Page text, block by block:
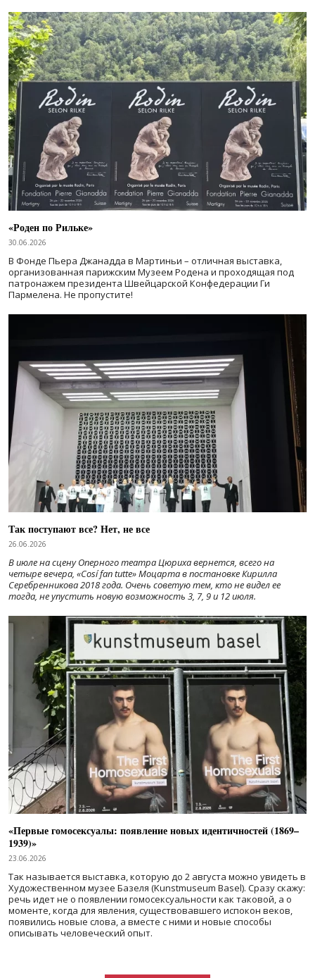
«Роден по Рильке»
30.06.2026
В Фонде Пьера Джанадда в Мартиньи – отличная выставка,
организованная парижским Музеем Родена и проходящая под
патронажем президента Швейцарской Конфедерации Ги
Пармелена. Не пропустите!
Так поступают все? Нет, не все
26.06.2026
В июле на сцену Оперного театра Цюриха вернется, всего на
четыре вечера, «Cosí fan tutte» Моцарта в постановке Кирилла
Серебренникова 2018 года. Очень советую тем, кто не видел ее
тогда, не упустить новую возможность 3, 7, 9 и 12 июля.
«Первые гомосексуалы: появление новых идентичностей (1869–
1939)»
23.06.2026
Так называется выставка, которую до 2 августа можно увидеть в
Художественном музее Базеля (Kunstmuseum Basel). Сразу скажу:
речь идет не о появлении гомосексуальности как таковой, а о
моменте, когда для явления, существовавшего испокон веков,
появились новые слова, а вместе с ними и новые способы
описывать человеческий опыт.